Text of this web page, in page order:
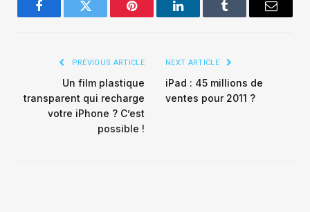
FacebookTwitter Pinterest LinkedInTumblr Email
PREVIOUS ARTICLE
Un film plastique
transparent qui recharge
votre iPhone ? C’est
possible !
NEXT ARTICLE
iPad : 45 millions de
ventes pour 2011 ?